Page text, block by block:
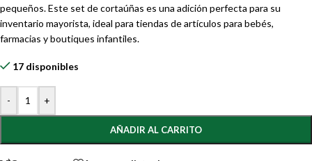
pequeños. Este set de cortaúñas es una adición perfecta para su
inventario mayorista, ideal para tiendas de artículos para bebés,
farmacias y boutiques infantiles.
17 disponibles
- +
AÑADIR AL CARRITO